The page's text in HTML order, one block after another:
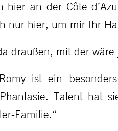
hier an der Côte
nur hier, um mir Ihr
draußen, mit der
ist ein
Talent hat
Familie.“